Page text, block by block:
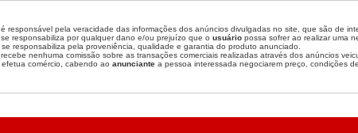
é responsável pela veracidade das informações dos anúncios divulgadas no site, que são de
se responsabiliza por qualquer dano e/ou prejuízo que o usuário possa sofrer ao realizar uma
se responsabiliza pela proveniência, qualidade e garantia do produto anunciado.
recebe nenhuma comissão sobre as transações comerciais realizadas através dos anúncios
efetua comércio, cabendo ao anunciante a pessoa interessada negociarem preço, condições